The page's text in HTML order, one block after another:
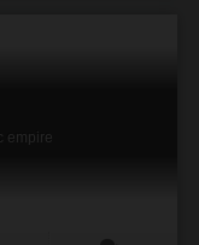
empire